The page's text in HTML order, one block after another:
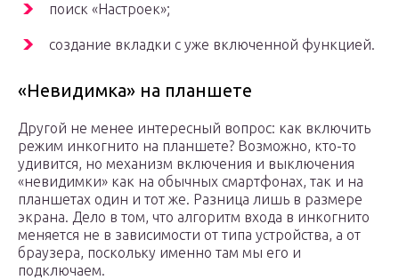
поиск «Настроек»;
создание вкладки с уже включенной функцией.
«Невидимка» на планшете
Другой не менее интересный вопрос: как включить
режим инкогнито на планшете? Возможно, кто-то
удивится, но механизм включения и выключения
«невидимки» как на обычных смартфонах, так и на
планшетах один и тот же. Разница лишь в размере
экрана. Дело в том, что алгоритм входа в инкогнито
меняется не в зависимости от типа устройства, а от
браузера, поскольку именно там мы его и
подключаем.